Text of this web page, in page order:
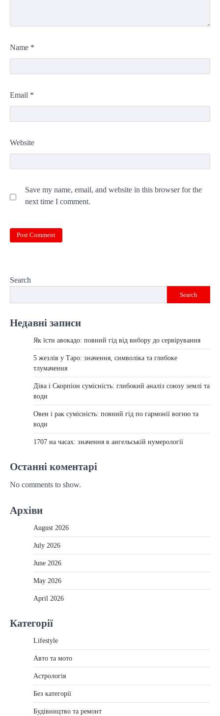
Name *
Email *
Website
Save my name, email, and website in this browser for the
next time I comment.
Search
Search
Недавні записи
Як їсти авокадо: повний гід від вибору до сервірування
5 жезлів у Таро: значення, символіка та глибоке
тлумачення
Діва і Скорпіон сумісність: глибокий аналіз союзу землі та
води
Овен і рак сумісність: повний гід по гармонії вогню та
води
1707 на часах: значення в ангельській нумерології
Останні коментарі
No comments to show.
Архіви
August 2026
July 2026
June 2026
May 2026
April 2026
Категорії
Lifestyle
Авто та мото
Астрологія
Без категорії
Будівництво та ремонт